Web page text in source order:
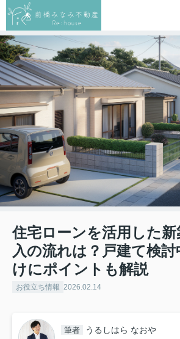
住宅ローンを活用した
入の流れは？戸建て検討
けにポイントも解説
お役立ち情報 2026.02.14
筆者 うるしはら なおや